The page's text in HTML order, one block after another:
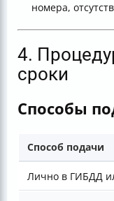
номера,
4.
сроки
Способы
Способ подачи
Лично в ГИБДД